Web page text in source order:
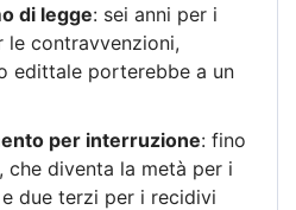
di legge: sei anni per i
contravvenzioni,
edittale porterebbe a un
per interruzione: fino
che diventa la metà per i
due terzi per i recidivi